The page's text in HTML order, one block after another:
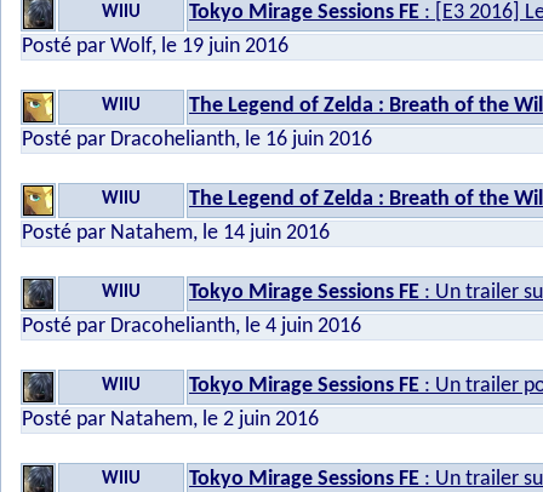
WIIU Tokyo Mirage Sessions FE : [E3 2016]
Posté par Wolf, le 19 juin 2016
WIIU
The Legend of Zelda : Breath of the
Posté par Dracohelianth, le 16 juin 2016
WIIU
The Legend of Zelda : Breath of the
Posté par Natahem, le 14 juin 2016
WIIU Tokyo Mirage Sessions FE : Un trailer
Posté par Dracohelianth, le 4 juin 2016
WIIU Tokyo Mirage Sessions FE : Un trailer
Posté par Natahem, le 2 juin 2016
WIIU Tokyo Mirage Sessions FE : Un trailer